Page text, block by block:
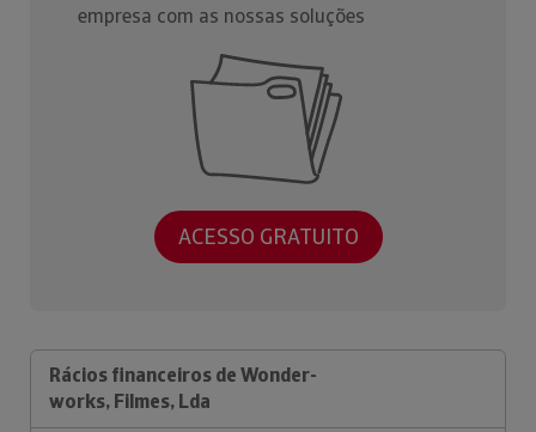
empresa com as nossas soluções
ACESSO GRATUITO
Rácios financeiros de Wonder-
works, Filmes, Lda